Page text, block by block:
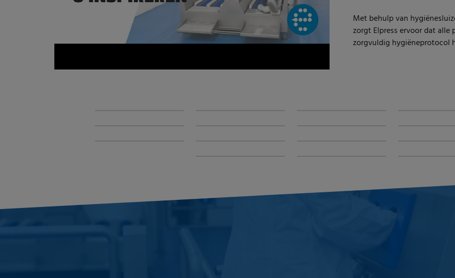
Met behulp van
zorgt Elpress ervoor dat
zorgvuldig hygiëneprotocol